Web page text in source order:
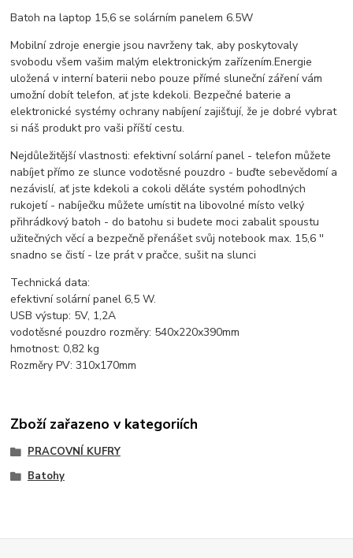
Batoh na laptop 15,6 se solárním panelem 6.5W
Mobilní zdroje energie jsou navrženy tak, aby poskytovaly
svobodu všem vašim malým elektronickým zařízením.Energie
uložená v interní baterii nebo pouze přímé sluneční záření vám
umožní dobít telefon, ať jste kdekoli. Bezpečné baterie a
elektronické systémy ochrany nabíjení zajišťují, že je dobré vybrat
si náš produkt pro vaši příští cestu.
Nejdůležitější vlastnosti: efektivní solární panel - telefon můžete
nabíjet přímo ze slunce vodotěsné pouzdro - buďte sebevědomí a
nezávislí, ať jste kdekoli a cokoli děláte systém pohodlných
rukojetí - nabíječku můžete umístit na libovolné místo velký
přihrádkový batoh - do batohu si budete moci zabalit spoustu
užitečných věcí a bezpečně přenášet svůj notebook max. 15,6 ''
snadno se čistí - lze prát v pračce, sušit na slunci
Technická data:
efektivní solární panel 6,5 W.
USB výstup: 5V, 1,2A
vodotěsné pouzdro rozměry: 540x220x390mm
hmotnost: 0,82 kg
Rozměry PV: 310x170mm
Zboží zařazeno v kategoriích
PRACOVNÍ KUFRY
Batohy